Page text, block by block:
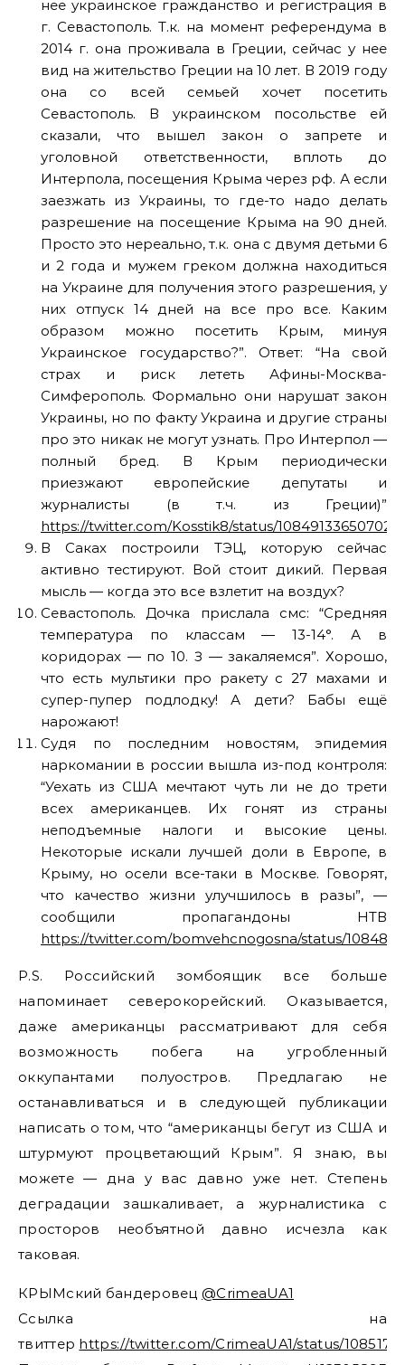
нее украинское гражданство и регистрация в
г. Севастополь. Т.к. на момент референдума в
2014 г. она проживала в Греции, сейчас у нее
вид на жительство Греции на 10 лет. В 2019 году
она со всей семьей хочет посетить
Севастополь. В украинском посольстве ей
сказали, что вышел закон о запрете и
уголовной ответственности, вплоть до
Интерпола, посещения Крыма через рф. А если
заезжать из Украины, то где-то надо делать
разрешение на посещение Крыма на 90 дней.
Просто это нереально, т.к. она с двумя детьми 6
и 2 года и мужем греком должна находиться
на Украине для получения этого разрешения, у
них отпуск 14 дней на все про все. Каким
образом можно посетить Крым, минуя
Украинское государство?”. Ответ: “На свой
страх и риск лететь Афины-Москва-
Симферополь. Формально они нарушат закон
Украины, но по факту Украина и другие страны
про это никак не могут узнать. Про Интерпол —
полный бред. В Крым периодически
приезжают европейские депутаты и
журналисты (в т.ч. из Греции)”
https://twitter.com/Kosstik8/status/
В Саках построили ТЭЦ, которую сейчас
активно тестируют. Вой стоит дикий. Первая
мысль — когда это все взлетит на воздух?
Севастополь. Дочка прислала смс: “Средняя
температура по классам — 13-14°. А в
коридорах — по 10. З — закаляемся”. Хорошо,
что есть мультики про ракету с 27 махами и
супер-пупер подлодку! А дети? Бабы ещё
нарожают!
Судя по последним новостям, эпидемия
наркомании в россии вышла из-под контроля:
“Уехать из США мечтают чуть ли не до трети
всех американцев. Их гонят из страны
неподъемные налоги и высокие цены.
Некоторые искали лучшей доли в Европе, в
Крыму, но осели все-таки в Москве. Говорят,
что качество жизни улучшилось в разы”, —
сообщили пропагандоны НТВ
https://twitter.com/bomvehcnogosna/status/
P.S. Российский зомбоящик все больше
напоминает северокорейский. Оказывается,
даже американцы рассматривают для себя
возможность побега на угробленный
оккупантами полуостров. Предлагаю не
останавливаться и в следующей публикации
написать о том, что “американцы бегут из США и
штурмуют процветающий Крым”. Я знаю, вы
можете — дна у вас давно уже нет. Степень
деградации зашкаливает, а журналистика с
просторов необъятной давно исчезла как
таковая.
КРЫМский бандеровец @CrimeaUA1
Ссылка на
твиттер https://twitter.com/CrimeaUA1/status/